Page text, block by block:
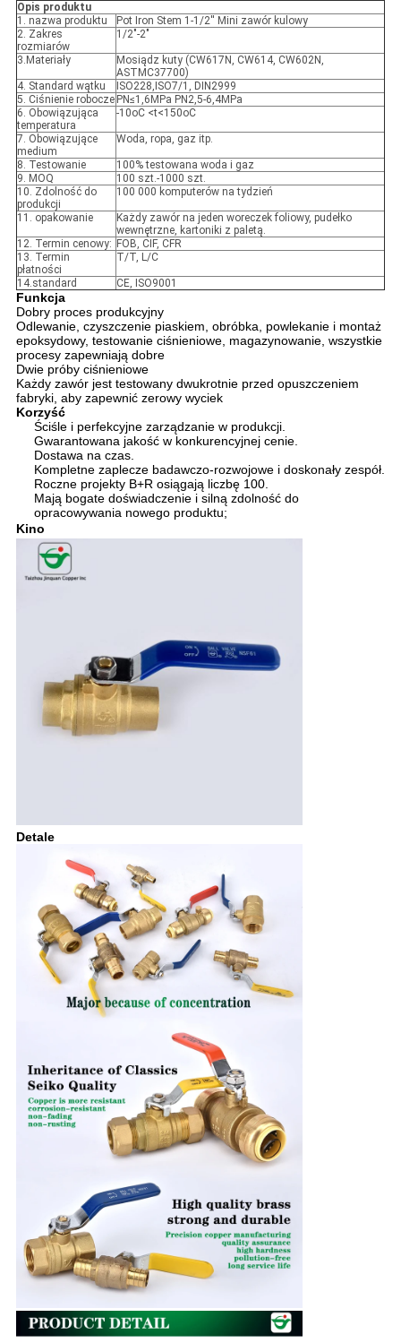
Opis produktu
1. nazwa produktu
Pot Iron Stem 1-1/2'' Mini zawór kulowy
2. Zakres
rozmiarów
1/2"-2"
3.Materiały
Mosiądz kuty (CW617N, CW614, CW602N,
ASTMC37700)
4. Standard wątku
ISO228,ISO7/1, DIN2999
5. Ciśnienie robocze PN≤1,6MPa PN2,5-6,4MPa
6. Obowiązująca
temperatura
-10oC <t<150oC
7. Obowiązujące
medium
Woda, ropa, gaz itp.
8. Testowanie
100% testowana woda i gaz
9. MOQ
100 szt.-1000 szt.
10. Zdolność do
produkcji
100 000 komputerów na tydzień
11. opakowanie
Każdy zawór na jeden woreczek foliowy, pudełko
wewnętrzne, kartoniki z paletą.
12. Termin cenowy: FOB, CIF, CFR
13. Termin
płatności
T/T, L/C
14.standard CE, ISO9001
Funkcja
Dobry proces produkcyjny
Odlewanie, czyszczenie piaskiem, obróbka, powlekanie i montaż
epoksydowy, testowanie ciśnieniowe, magazynowanie, wszystkie
procesy zapewniają dobre
Dwie próby ciśnieniowe
Każdy zawór jest testowany dwukrotnie przed opuszczeniem
fabryki, aby zapewnić zerowy wyciek
Korzyść
Ściśle i perfekcyjne zarządzanie w produkcji.
Gwarantowana jakość w konkurencyjnej cenie.
Dostawa na czas.
Kompletne zaplecze badawczo-rozwojowe i doskonały zespół.
Roczne projekty B+R osiągają liczbę 100.
Mają bogate doświadczenie i silną zdolność do
opracowywania nowego produktu;
Kino
Detale